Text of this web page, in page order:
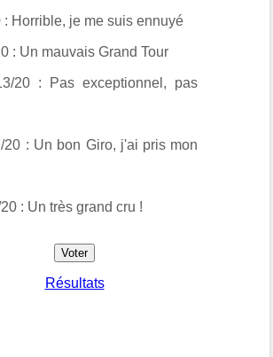
: Horrible, je me suis ennuyé
: Un mauvais Grand Tour
20 : Pas exceptionnel, pas
20 : Un bon Giro, j'ai pris mon
: Un très grand cru !
Résultats